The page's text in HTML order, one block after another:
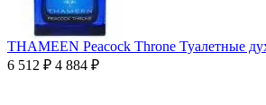
THAMEEN Peacock Throne Туалетные
6 512 ₽ 4 884 ₽